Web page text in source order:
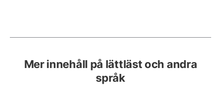
Mer innehåll på lättläst och andra
språk